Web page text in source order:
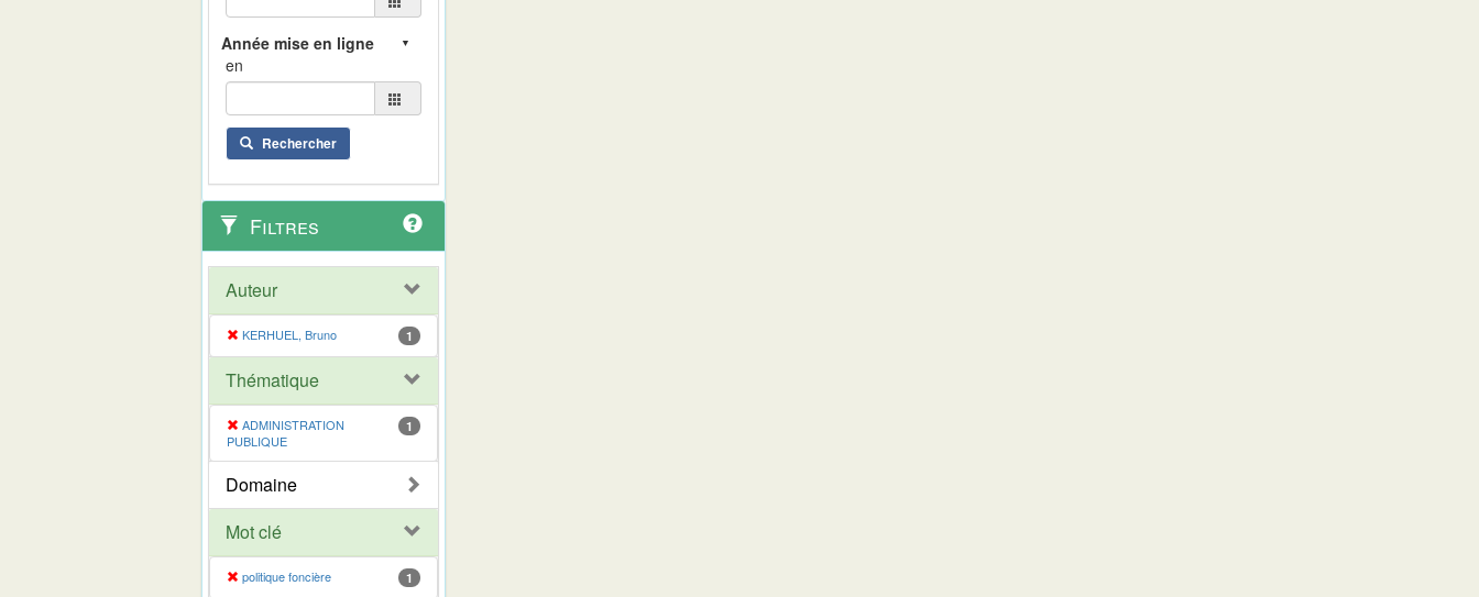
en
Rechercher
Filtres
Auteur
KERHUEL, Bruno 1
Thématique
ADMINISTRATION
PUBLIQUE
1
Domaine
Mot clé
politique foncière 1